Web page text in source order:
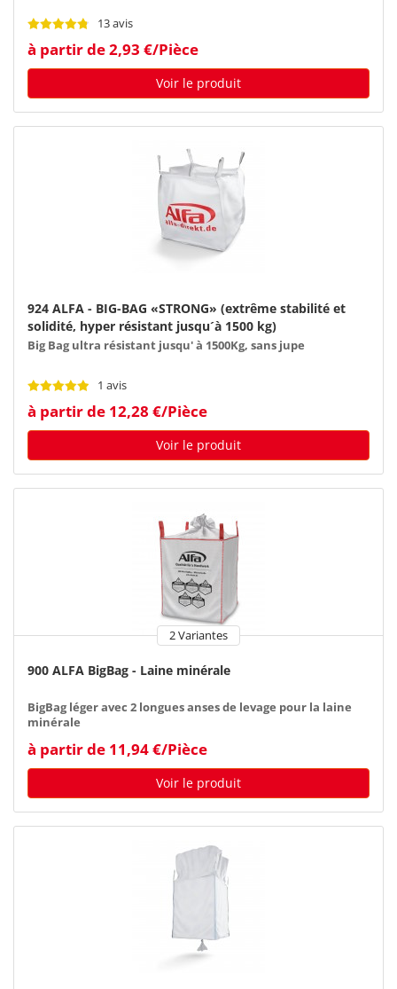
13 avis
à partir de 2,93 €/Pièce
Voir le produit
924 ALFA - BIG-BAG «STRONG» (extrême stabilité et
solidité, hyper résistant jusqu´à 1500 kg)
Big Bag ultra résistant jusqu' à 1500Kg, sans jupe
1 avis
à partir de 12,28 €/Pièce
Voir le produit
2 Variantes
900 ALFA BigBag - Laine minérale
BigBag léger avec 2 longues anses de levage pour la laine
minérale
à partir de 11,94 €/Pièce
Voir le produit